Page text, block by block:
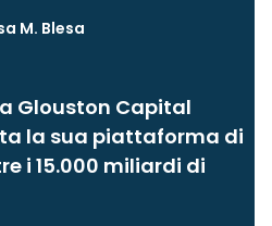
M. Blesa
Glouston Capital
la sua piattaforma di
i 15.000 miliardi di